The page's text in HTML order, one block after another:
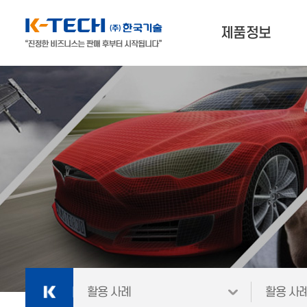
제품정보
나에게 맞는 제품찾기
3D프린터
3D스캐너 & 소프트웨어
외
재료
활용 사례 활용 사